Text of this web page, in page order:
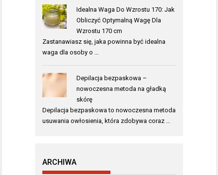
Idealna Waga Do Wzrostu 170: Jak
Obliczyć Optymalną Wagę Dla
Wzrostu 170 cm
Zastanawiasz się, jaka powinna być idealna
waga dla osoby o …
Depilacja bezpaskowa –
nowoczesna metoda na gładką
skórę
Depilacja bezpaskowa to nowoczesna metoda
usuwania owłosienia, która zdobywa coraz …
ARCHIWA